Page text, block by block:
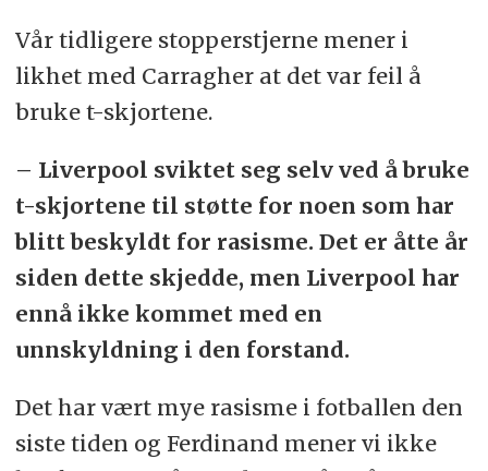
Vår tidligere stopperstjerne mener i
likhet med Carragher at det var feil å
bruke t-skjortene.
– Liverpool sviktet seg selv ved å bruke
t-skjortene til støtte for noen som har
blitt beskyldt for rasisme. Det er åtte år
siden dette skjedde, men Liverpool har
ennå ikke kommet med en
unnskyldning i den forstand.
Det har vært mye rasisme i fotballen den
siste tiden og Ferdinand mener vi ikke